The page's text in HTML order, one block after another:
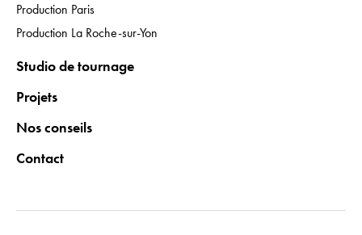
Production Paris
Production La Roche-sur-Yon
Studio de tournage
Projets
Nos conseils
Contact